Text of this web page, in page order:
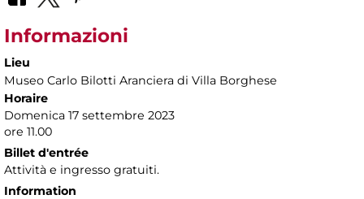
Informazioni
Lieu
Museo Carlo Bilotti Aranciera di Villa Borghese
Horaire
Domenica 17 settembre 2023
ore 11.00
Billet d'entrée
Attività e ingresso gratuiti.
Information